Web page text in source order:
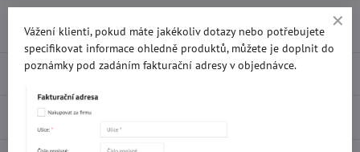
Popis
Recenze 0
Vážení klienti, pokud máte jakékoliv dotazy nebo potřebujete
specifikovat informace ohledně produktů, můžete je doplnit do
poznámky pod zadáním fakturační adresy v objednávce.